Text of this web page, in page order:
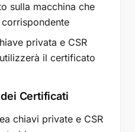
sulla macchina che
privata e CSR
il certificato
Certificati
chiavi private e CSR